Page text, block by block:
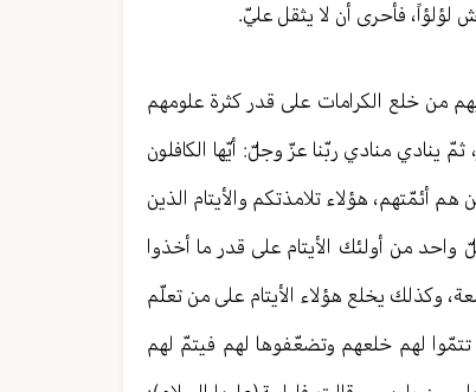
لؤلؤاً، فأحرى أن لا يثقل عليّ.
من خلع الكرامات على قدر كثرة علومهم
ينادي منادي ربّنا عزّ وجلّ: أيّها الكافلون
أئمّتهم، هؤلاء تلامذتكم والأيتام الذين
من أولئك الأيتام على قدر ما أخذوا
وكذلك يخلع هؤلاء الأيتام على من تعلّم
تتمّوا لهم خلعهم وتضعّفوها لهم فيتمّ لهم